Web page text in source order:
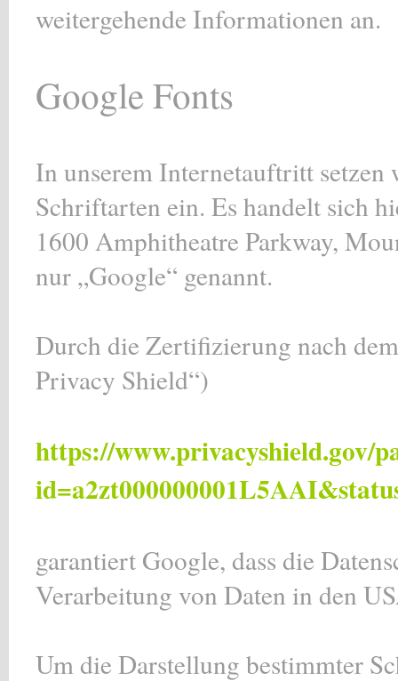
weitergehende Informationen an.
Google Fonts
In unserem Internetauftritt
Schriftarten ein. Es handelt sich
1600 Amphitheatre Parkway,
nur „Google“ genannt.
Durch die Zertifizierung nach
Privacy Shield“)
https://www.privacyshield.gov/
garantiert Google, dass die
Verarbeitung von Daten in den
Um die Darstellung bestimmter